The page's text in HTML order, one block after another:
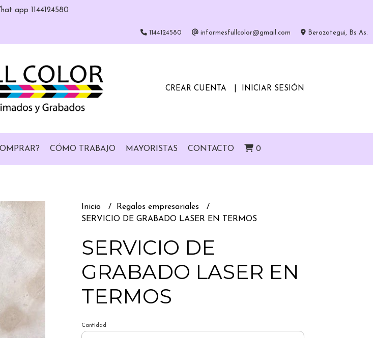
app 1144124580
1144124580 informesfullcolor@gmail.com Berazategui, Bs As.
CREAR CUENTA INICIAR SESIÓN
CÓMO TRABAJO MAYORISTAS CONTACTO 0
Inicio
Regalos empresariales
SERVICIO DE GRABADO LASER EN TERMOS
SERVICIO DE
GRABADO LASER EN
TERMOS
Cantidad